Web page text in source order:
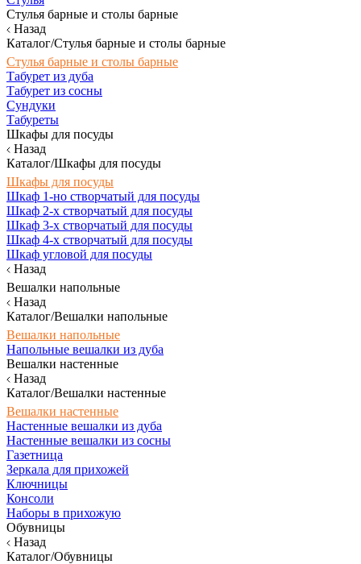
Стулья барные и столы барные
Назад
Каталог/Стулья барные и столы барные
Стулья барные и столы барные
Табурет из дуба
Табурет из сосны
Сундуки
Табуреты
Шкафы для посуды
Назад
Каталог/Шкафы для посуды
Шкафы для посуды
Шкаф 1-но створчатый для посуды
Шкаф 2-х створчатый для посуды
Шкаф 3-х створчатый для посуды
Шкаф 4-х створчатый для посуды
Шкаф угловой для посуды
Назад
Вешалки напольные
Назад
Каталог/Вешалки напольные
Вешалки напольные
Напольные вешалки из дуба
Вешалки настенные
Назад
Каталог/Вешалки настенные
Вешалки настенные
Настенные вешалки из дуба
Настенные вешалки из сосны
Газетница
Зеркала для прихожей
Ключницы
Консоли
Наборы в прихожую
Обувницы
Назад
Каталог/Обувницы